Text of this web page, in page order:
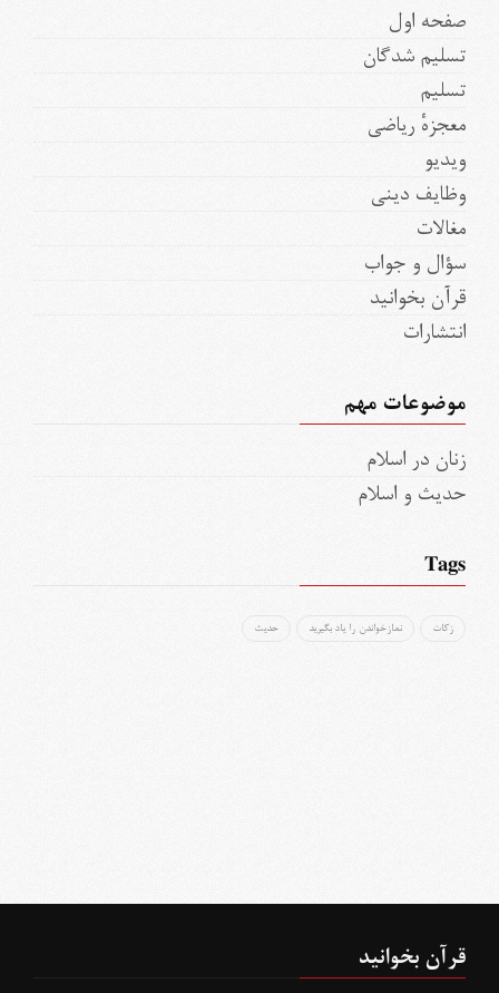
صفحه اول
تسلیم شدگان
تسلیم
معجزهٔ ریاضی
ویدیو
وظایف دینی
مغالات
سؤال و جواب
قرآن بخوانید
انتشارات
موضوعات مهم
زنان در اسلام
حدیث و اسلام
Tags
زکات نمازخواندن را یاد بگیرید حدیث
قرآن بخوانید